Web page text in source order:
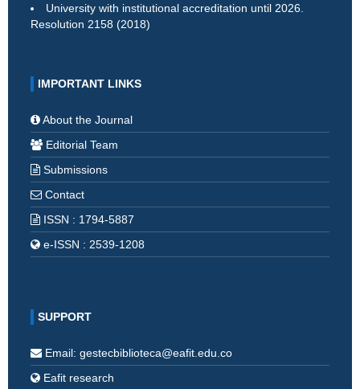
University with institutional accreditation until 2026.
Resolution 2158 (2018)
IMPORTANT LINKS
About the Journal
Editorial Team
Submissions
Contact
ISSN : 1794-5887
e-ISSN : 2539-1208
SUPPORT
Email: gestecbiblioteca@eafit.edu.co
Eafit research